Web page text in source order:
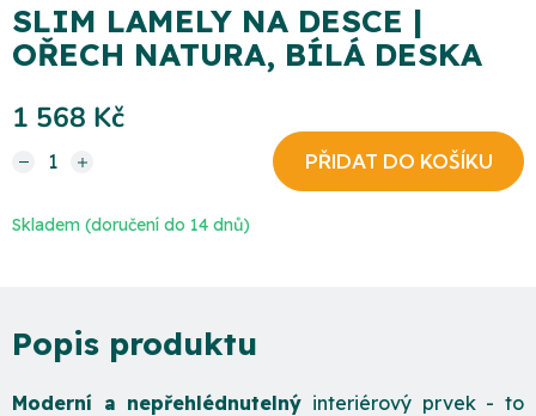
SLIM LAMELY NA DESCE |
OŘECH NATURA, BÍLÁ DESKA
Skladem (doručení do 14 dnů)
1 568 Kč
Moderní a nepřehlédnutelný interiérový prvek - to